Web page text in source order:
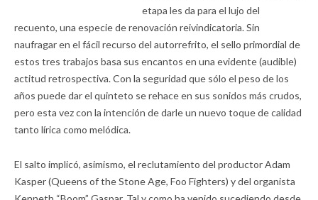
etapa les da para el lujo del
recuento, una especie de renovación reivindicatoria. Sin
naufragar en el fácil recurso del autorrefrito, el sello primordial de
estos tres trabajos basa sus encantos en una evidente (audible)
actitud retrospectiva. Con la seguridad que sólo el peso de los
años puede dar el quinteto se rehace en sus sonidos más crudos,
pero esta vez con la intención de darle un nuevo toque de calidad
tanto lírica como melódica.
El salto implicó, asimismo, el reclutamiento del productor Adam
Kasper (Queens of the Stone Age, Foo Fighters) y del organista